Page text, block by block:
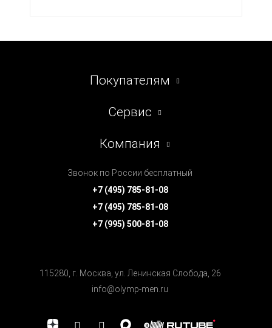
Покупателям
Сервис
Компания
Звонок по России бесплатный
+7 (495) 785-81-08
+7 (495) 785-81-08
+7 (995) 500-81-08
115280, г. Москва, ул. Ленинская Cлобода, 26
info@olymp-men.ru